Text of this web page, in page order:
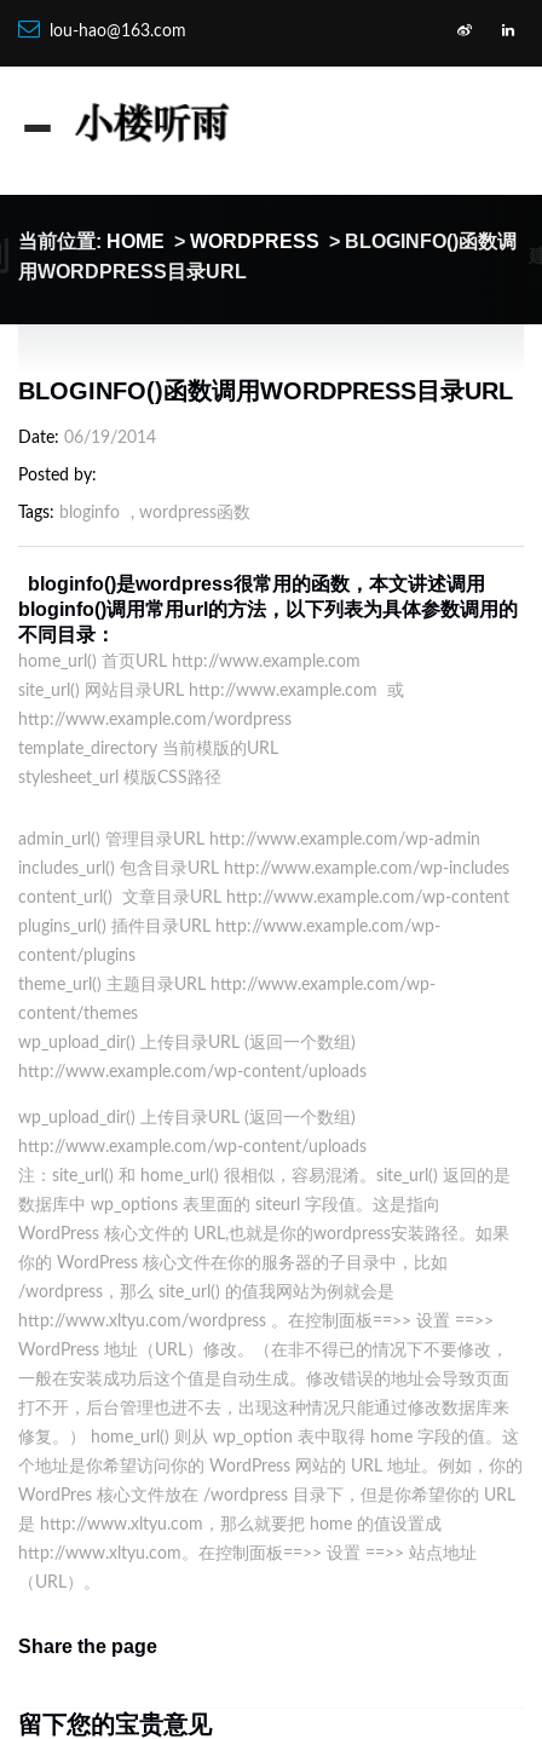
lou-hao@163.com
当前位置: HOME > WORDPRESS > BLOGINFO()函数调
用WORDPRESS目录URL
BLOGINFO()函数调用WORDPRESS目录URL
Date 06/19/2014
Posted by
Tags bloginfo , wordpress函数
bloginfo()是wordpress很常用的函数，本文讲述调用
bloginfo()调用常用url的方法，以下列表为具体参数调用的
不同目录：
home_url() 首页URL http://www.example.com
site_url() 网站目录URL http://www.example.com 或
http://www.example.com/wordpress
template_directory 当前模版的URL
stylesheet_url 模版CSS路径
admin_url() 管理目录URL http://www.example.com/wp-admin
includes_url() 包含目录URL http://www.example.com/wp-includes
content_url() 文章目录URL http://www.example.com/wp-content
plugins_url() 插件目录URL http://www.example.com/wp-
content/plugins
theme_url() 主题目录URL http://www.example.com/wp-
content/themes
wp_upload_dir() 上传目录URL (返回一个数组)
http://www.example.com/wp-content/uploads
wp_upload_dir() 上传目录URL (返回一个数组)
http://www.example.com/wp-content/uploads
注：site_url() 和 home_url() 很相似，容易混淆。site_url() 返回的是
数据库中 wp_options 表里面的 siteurl 字段值。这是指向
WordPress 核心文件的 URL,也就是你的wordpress安装路径。如果
你的 WordPress 核心文件在你的服务器的子目录中，比如
/wordpress，那么 site_url() 的值我网站为例就会是
http://www.xltyu.com/wordpress 。在控制面板==>> 设置 ==>>
WordPress 地址（URL）修改。（在非不得已的情况下不要修改，
一般在安装成功后这个值是自动生成。修改错误的地址会导致页面
打不开，后台管理也进不去，出现这种情况只能通过修改数据库来
修复。） home_url() 则从 wp_option 表中取得 home 字段的值。这
个地址是你希望访问你的 WordPress 网站的 URL 地址。例如，你的
WordPres 核心文件放在 /wordpress 目录下，但是你希望你的 URL
是 http://www.xltyu.com，那么就要把 home 的值设置成
http://www.xltyu.com。在控制面板==>> 设置 ==>> 站点地址
（URL）。
Share the page
留下您的宝贵意见